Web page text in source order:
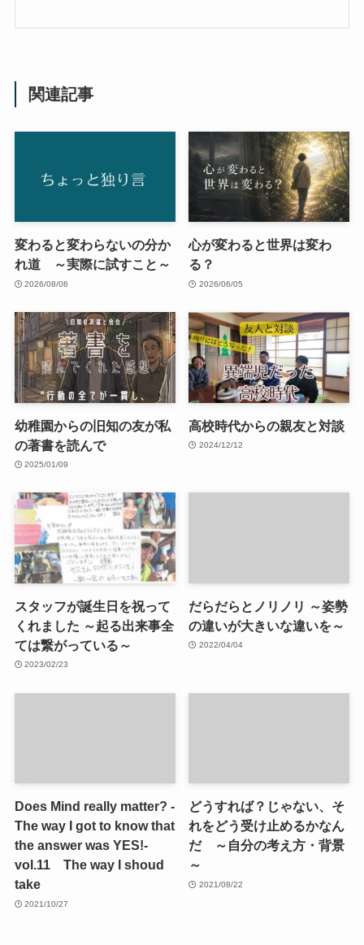
関連記事
変わると変わらないの分か
れ道 ～実際に試すこと～
2026/08/06
心が変わると世界は変わ
る？
2026/06/05
幼稚園からの旧知の友が私
の著書を読んで
2025/01/09
高校時代からの親友と対談
2024/12/12
スタッフが誕生日を祝って
くれました ～起る出来事全
ては繋がっている～
2023/02/23
だらだらとノリノリ ～姿勢
の違いが大きいな違いを～
2022/04/04
Does Mind really matter? -
The way I got to know that
the answer was YES!-
vol.11 The way I shoud
take
2021/10/27
どうすれば？じゃない、そ
れをどう受け止めるかなん
だ ～自分の考え方・背景
～
2021/08/22